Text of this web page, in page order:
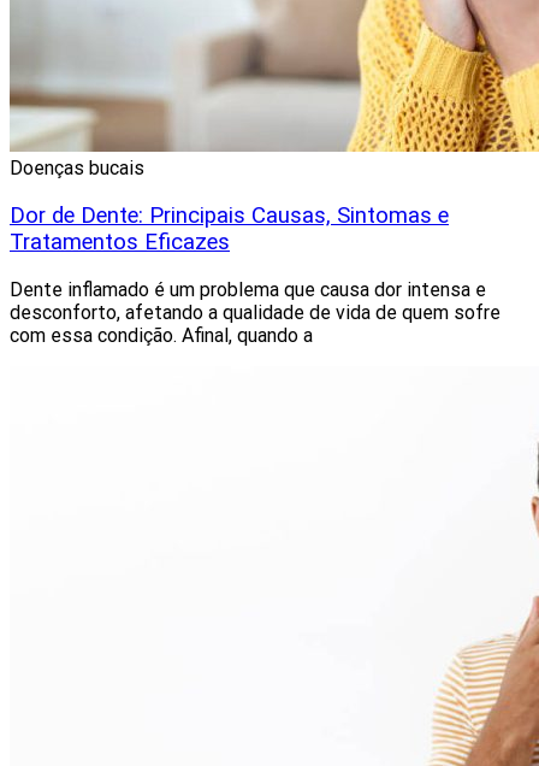
Doenças bucais
Dor de Dente: Principais Causas, Sintomas e
Tratamentos Eficazes
Dente inflamado é um problema que causa dor intensa e
desconforto, afetando a qualidade de vida de quem sofre
com essa condição. Afinal, quando a